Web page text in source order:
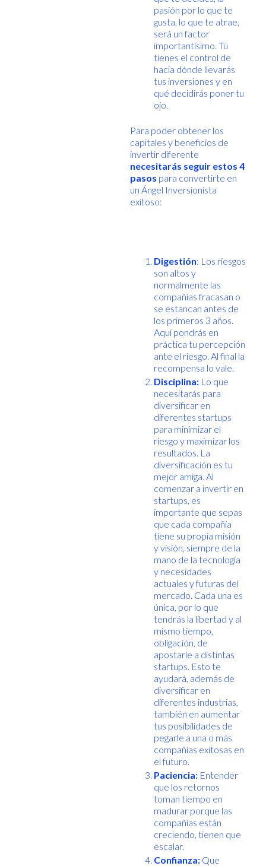
pasión por lo que te
gusta, lo que te atrae,
será un factor
importantísimo. Tú
tienes el control de
hacia dónde llevarás
tus inversiones y en
qué decidirás poner tu
ojo.
Para poder obtener los
capitales y beneficios de
invertir diferente
necesitarás seguir estos 4
pasos para convertirte en
un Ángel Inversionista
exitoso:
Digestión: Los riesgos
son altos y
normalmente las
compañías fracasan o
se estancan antes de
los primeros 3 años.
Aquí pondrás en
práctica tu percepción
ante el riesgo. Al final la
recompensa lo vale.
Disciplina:Lo que
necesitarás para
diversificar en
diferentes startups
para minimizar el
riesgo y maximizar los
resultados. La
diversificación es tu
mejor amiga. Al
comenzar a invertir en
startups, es
importante que sepas
que cada compañía
tiene su propia misión
y visión, siempre de la
mano de la tecnología
y necesidades
actuales y futuras del
mercado. Cada una es
única, por lo que
tendrás la libertad y al
mismo tiempo,
obligación, de
apostarle a distintas
startups. Esto te
ayudará, además de
diversificar en
diferentes industrias,
también en aumentar
tus posibilidades de
pegarle a una o más
compañías exitosas en
el futuro.
Paciencia: Entender
que los retornos
toman tiempo en
madurar porque las
compañías están
creciendo, tienen que
escalar.
Confianza: Que